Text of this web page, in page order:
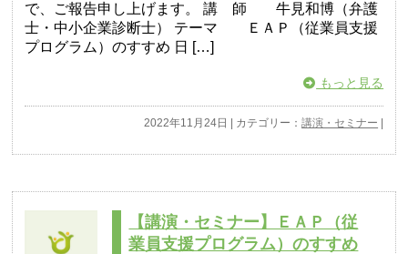
で、ご報告申し上げます。 講 師 牛見和博（弁護
士・中小企業診断士） テーマ ＥＡＰ（従業員支援
プログラム）のすすめ 日 […]
もっと見る
2022年11月24日 | カテゴリー：講演・セミナー
【講演・セミナー】ＥＡＰ（従
業員支援プログラム）のすすめ